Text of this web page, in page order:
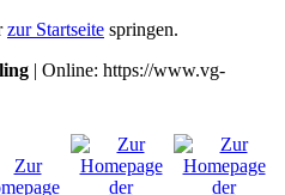
zur Startseite springen.
| Online: https://www.vg-